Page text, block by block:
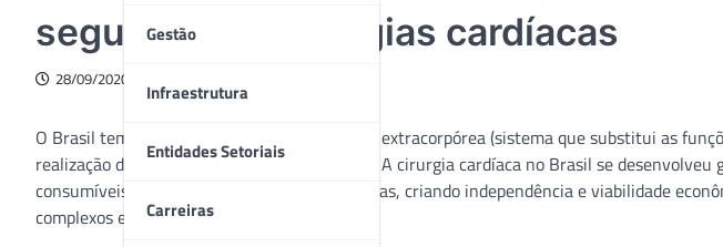
Gestão
Infraestrutura
Entidades Setoriais
Carreiras
seguras para cirurgias cardíacas
28/09/2020
O Brasil tem um forte histórico em circulação extracorpórea (sistema que substitui as
realização de cirurgias complexas do coração). A cirurgia cardíaca no Brasil se
consumíveis necessários nas cirurgias cardíacas, criando independência e viabilidade
complexos e de alto custo.